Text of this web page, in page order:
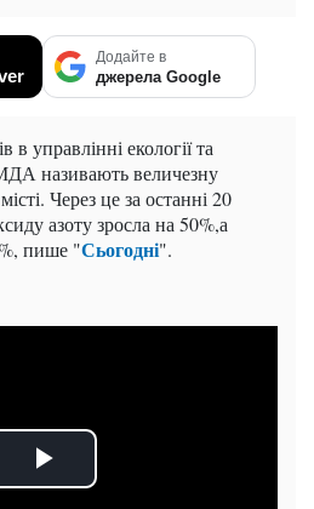
Додайте в
джерела Google
управлінні екології та
називають величезну
Через це за останні 20
азоту зросла на 50%,а
пише "Сьогодні".